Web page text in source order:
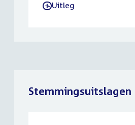
-Uitleg
Stemmingsuitslagen